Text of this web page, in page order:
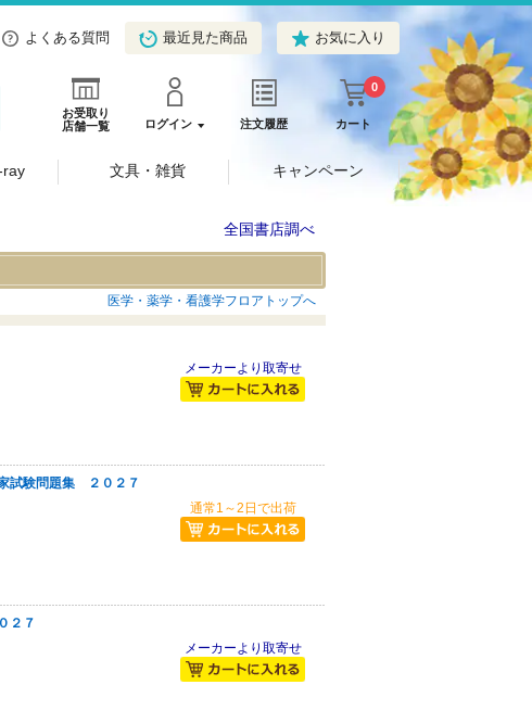
よくある質問 最近見た商品 お気に入り
お受取り
店舗一覧
ログイン 注文履歴 カート
0
ray 文具・雑貨 キャンペーン
全国書店調べ
医学・薬学・看護学フロアトップへ
メーカーより取寄せ
試験問題集 ２０２７
通常1～2日で出荷
２７
メーカーより取寄せ